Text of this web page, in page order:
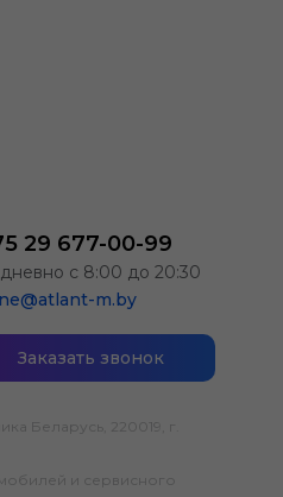
29 677-00-99
с 8:00 до 20:30
m.by
Заказать звонок
Беларусь, 220019, г.
и сервисного